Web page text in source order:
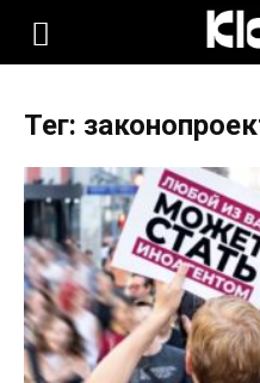
KLOOP.KG
Новости
Кыргызстана
Тег: